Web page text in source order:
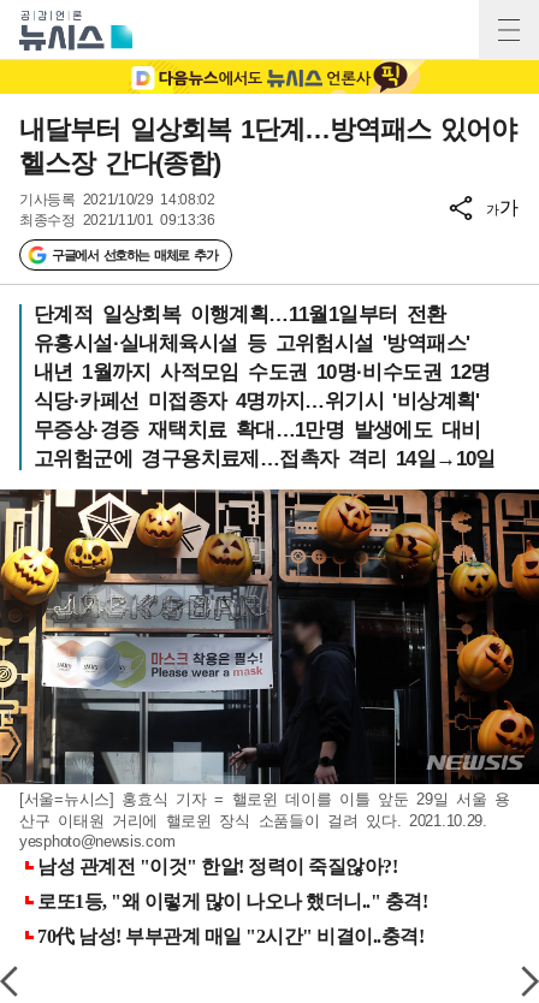
내달부터 일상회복 1단계…방역패스 있어야
헬스장 간다(종합)
기사등록 2021/10/29 14:08:02
최종수정 2021/11/01 09:13:36
구글에서 선호하는 매체로 추가
가가
단계적 일상회복 이행계획…11월1일부터 전환
유흥시설·실내체육시설 등 고위험시설 '방역패스'
내년 1월까지 사적모임 수도권 10명·비수도권 12명
식당·카페선 미접종자 4명까지…위기시 '비상계획'
무증상·경증 재택치료 확대…1만명 발생에도 대비
고위험군에 경구용치료제…접촉자 격리 14일→10일
[서울=뉴시스] 홍효식 기자 = 핼로윈 데이를 이틀 앞둔 29일 서울 용
산구 이태원 거리에 핼로윈 장식 소품들이 걸려 있다. 2021.10.29.
yesphoto@newsis.com